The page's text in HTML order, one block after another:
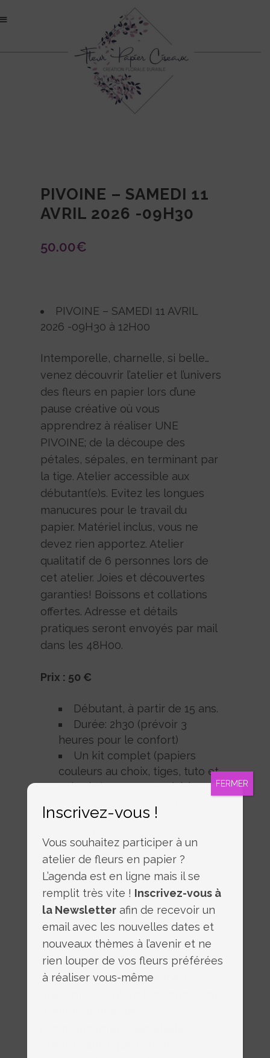
PIVOINE – SAMEDI 11
AVRIL 2026 -09H30
50.00€
PIVOINE – SAMEDI 11 AVRIL
2026 -09H30 à 12H00
Intemporelle, charnelle, si belle…
venez découvrir l’atelier et l’univers
des fleurs en papier lors d’une
pause créative où vous
apprendrez à réaliser UNE
PIVOINE; de la découpe des
pétales, sépales, en terminant par
la tige. Atelier accessible aux
débutant(e)s. Evitez les longues
manucures pour le travail du
papier. Matériel inclus, vous ne
devez rien apportez. Atelier
qualitatif de 6 personnes lors de
cet atelier. Joies et découvertes
garanties! Boissons et collations
offertes. Adresse et détails
pratiques seront envoyés par mail
dans les 48H00.
Prix : 50 €
Débutant, à partir de 15 ans.
Durée: 2h30 (prévoir 3
heures pour le confort)
Un kit complet (papiers
couleurs au choix, tiges, tuto et
gabarits) sera proposé à la
réaliser d’autres roses chez
propre bouquet
Les détails, adresse de
l’atelier et infos pratiques vous
seront envoyées par mail dés
validation de votre inscription.
En validant votre commande,
vous confirmez avoir pris
connaissance et accepter les
Inscrivez-vous !
Vous souhaitez participer à un
atelier de fleurs en papier ?
L’agenda est en ligne mais il se
remplit très vite ! Inscrivez-vous à
la Newsletterafin de recevoir un
email avec les nouvelles dates et
nouveaux thèmes à l’avenir et ne
rien louper de vos fleurs préférées
à réaliser vous-même
FERMER